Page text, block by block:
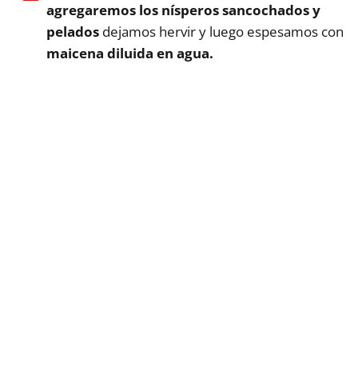
agregaremos los nísperos sancochados y
pelados dejamos hervir y luego espesamos con
maicena diluida en agua.